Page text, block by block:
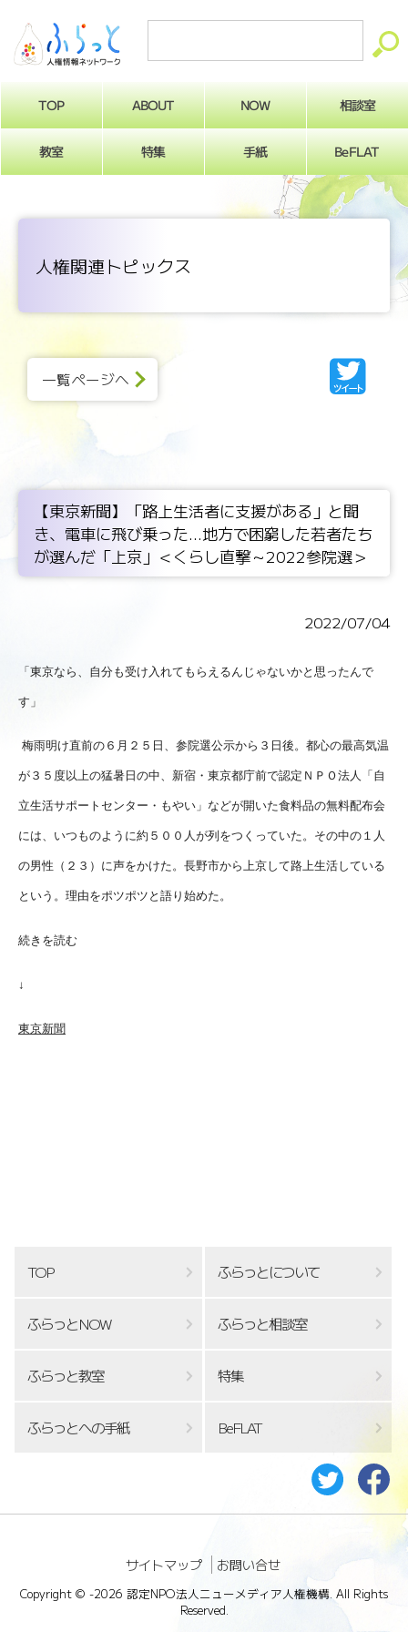
TOP ABOUT NOW 相談室
教室 特集 手紙 BeFLAT
人権関連トピックス
一覧ページへ
【東京新聞】「路上生活者に支援がある」と聞
き、電車に飛び乗った...地方で困窮した若者たち
が選んだ「上京」＜くらし直撃～2022参院選＞
2022/07/04
「東京なら、自分も受け入れてもらえるんじゃないかと思ったんで
す」
梅雨明け直前の６月２５日、参院選公示から３日後。都心の最高気温
が３５度以上の猛暑日の中、新宿・東京都庁前で認定ＮＰＯ法人「自
立生活サポートセンター・もやい」などが開いた食料品の無料配布会
には、いつものように約５００人が列をつくっていた。その中の１人
の男性（２３）に声をかけた。長野市から上京して路上生活している
という。理由をポツポツと語り始めた。
続きを読む
↓
東京新聞
TOP ふらっとについて
ふらっとNOW ふらっと相談室
ふらっと教室 特集
ふらっとへの手紙 BeFLAT
サイトマップ お問い合せ
Copyright © -2026 認定NPO法人ニューメディア人権機構. All Rights
Reserved.